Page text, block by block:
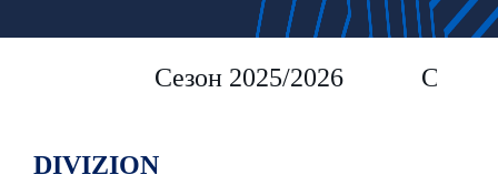
Сезон 2025/2026 Сезон
DIVIZION